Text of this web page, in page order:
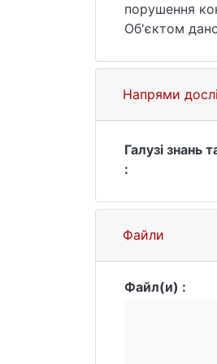
порушення
Об'єктом
приватності
Теоретична
комунікації.
У ході
в соціальних
Напрями
Галузі знань
:
Файли
Файл(и) :